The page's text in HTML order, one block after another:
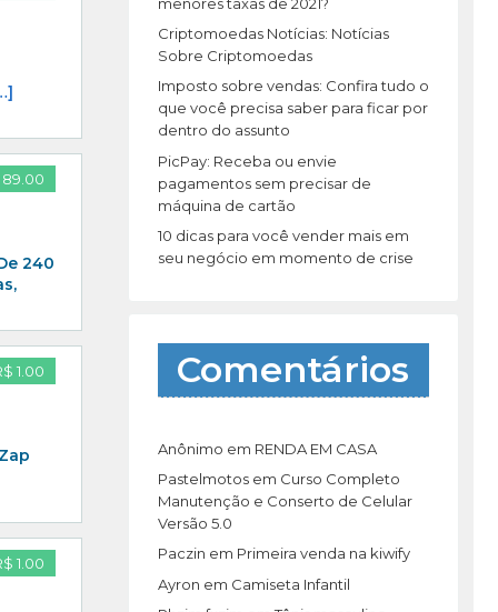
89.00
240
1.00
1.00
:
Criptomoedas Notícias: Notícias
Sobre Criptomoedas
Imposto sobre vendas: Confira tudo o
que você precisa saber para ficar por
dentro do assunto
PicPay: Receba ou envie
pagamentos sem precisar de
máquina de cartão
10 dicas para você vender mais em
seu negócio em momento de crise
Comentários
Anônimo em RENDA EM CASA
Pastelmotosem Curso Completo
Manutenção e Conserto de Celular
Versão 5.0
Paczin em Primeira venda na kiwify
Ayron em Camiseta Infantil